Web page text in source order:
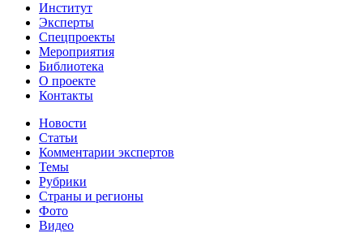
Институт
Эксперты
Спецпроекты
Мероприятия
Библиотека
О проекте
Контакты
Новости
Статьи
Комментарии экспертов
Темы
Рубрики
Страны и регионы
Фото
Видео